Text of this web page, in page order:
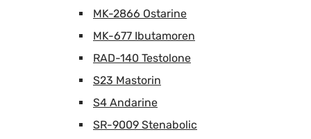
MK-2866 Ostarine
MK-677 Ibutamoren
RAD-140 Testolone
S23 Mastorin
S4 Andarine
SR-9009 Stenabolic